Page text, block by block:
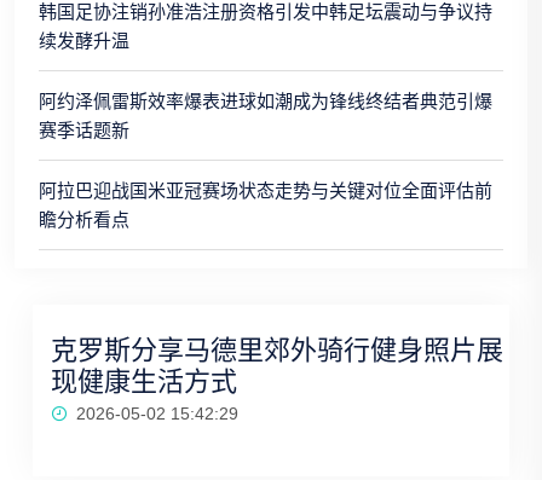
韩国足协注销孙准浩注册资格引发中韩足坛震动与争议持
续发酵升温
阿约泽佩雷斯效率爆表进球如潮成为锋线终结者典范引爆
赛季话题新
阿拉巴迎战国米亚冠赛场状态走势与关键对位全面评估前
瞻分析看点
克罗斯分享马德里郊外骑行健身照片展
现健康生活方式
2026-05-02 15:42:29